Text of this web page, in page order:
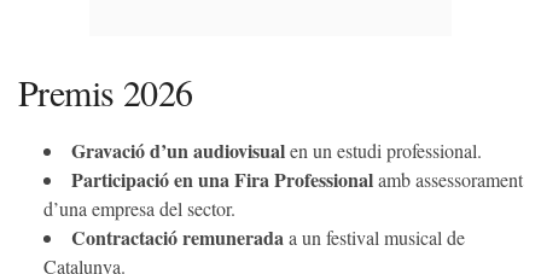
Premis 2026
Gravació d’un audiovisualen un estudi professional.
Participació en una Fira Professionalamb assessorament
d’una empresa del sector.
Contractació remuneradaa un festival musical de
Catalunya.